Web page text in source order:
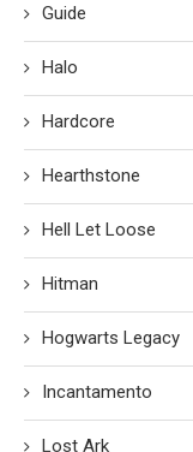
Guide
Halo
Hardcore
Hearthstone
Hell Let Loose
Hitman
Hogwarts Legacy
Incantamento
Lost Ark